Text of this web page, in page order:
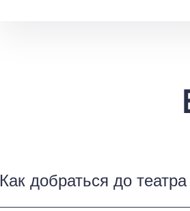
Как добраться до